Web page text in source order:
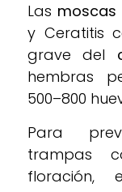
Las
y Ceratitis
grave del
hembras
500–800
Para
trampas
floración,